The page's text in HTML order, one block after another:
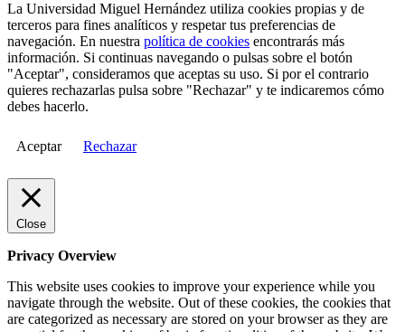
La Universidad Miguel Hernández utiliza cookies propias y de
terceros para fines analíticos y respetar tus preferencias de
navegación. En nuestra política de cookies encontrarás más
información. Si continuas navegando o pulsas sobre el botón
"Aceptar", consideramos que aceptas su uso. Si por el contrario
quieres rechazarlas pulsa sobre "Rechazar" y te indicaremos cómo
debes hacerlo.
Aceptar Rechazar
Close
Privacy Overview
This website uses cookies to improve your experience while you
navigate through the website. Out of these cookies, the cookies that
are categorized as necessary are stored on your browser as they are